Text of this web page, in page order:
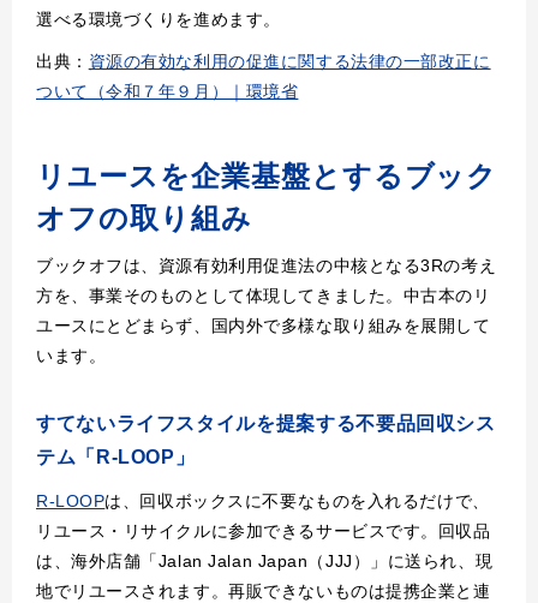
選べる環境づくりを進めます。
出典： 資源の有効な利用の促進に関する法律の一部改正に
ついて（令和７年９月）｜環境省
リユースを企業基盤とするブック
オフの取り組み
ブックオフは、資源有効利用促進法の中核となる3Rの考え
方を、事業そのものとして体現してきました。中古本のリ
ユースにとどまらず、国内外で多様な取り組みを展開して
います。
すてないライフスタイルを提案する不要品回収シス
テム「R-LOOP」
R-LOOPは、回収ボックスに不要なものを入れるだけで、
リユース・リサイクルに参加できるサービスです。回収品
は、海外店舗「Jalan Jalan Japan（JJJ）」に送られ、現
地でリユースされます。再販できないものは提携企業と連